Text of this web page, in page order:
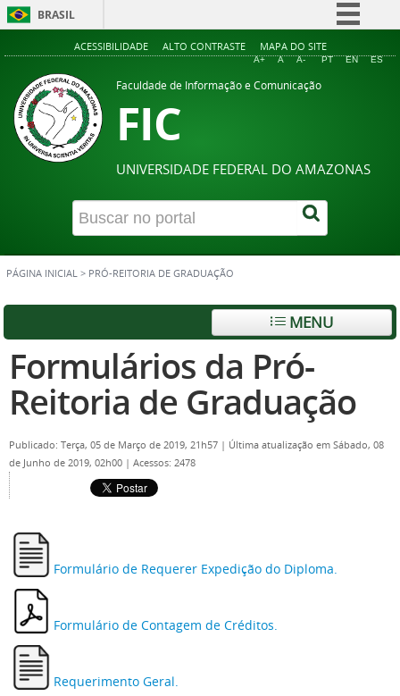
BRASIL
Simplifique!
ACESSIBILIDADE ALTO CONTRASTE MAPA DO SITE
A+ A A- PT EN ES
Faculdade de Informação e Comunicação
FIC
UNIVERSIDADE FEDERAL DO AMAZONAS
PÁGINA INICIAL > PRÓ-REITORIA DE GRADUAÇÃO
MENU
Formulários da Pró-
Reitoria de Graduação
Publicado: Terça, 05 de Março de 2019, 21h57 | Última atualização em Sábado, 08
de Junho de 2019, 02h00 | Acessos: 2478
Formulário de Requerer Expedição do Diploma.
Formulário de Contagem de Créditos.
Requerimento Geral.